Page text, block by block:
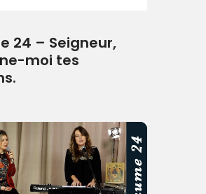
24 – Seigneur,
moi tes